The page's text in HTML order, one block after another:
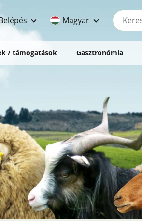
Magyar
Keresés
/ támogatások Gasztronómia